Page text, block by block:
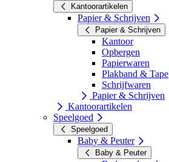
Kantoorartikelen
Papier & Schrijven
Papier & Schrijven
Kantoor
Opbergen
Papierwaren
Plakband & Tape
Schrijfwaren
Papier & Schrijven
Kantoorartikelen
Speelgoed
Speelgoed
Baby & Peuter
Baby & Peuter